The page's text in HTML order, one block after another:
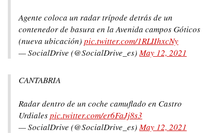
Agente coloca un radar trípode detrás de un
contenedor de basura en la Avenida campos Góticos
(nueva ubicación) pic.twitter.com/1RLIIhxcNy
— SocialDrive (@SocialDrive_es)May 12, 2021
CANTABRIA
Radar dentro de un coche camuflado en Castro
Urdialespic.twitter.com/er6FaJj8s3
— SocialDrive (@SocialDrive_es)May 12, 2021